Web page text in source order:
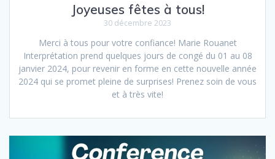
Joyeuses fêtes à tous!
30 décembre 2023
Merci à tous pour votre confiance! Marie Rouanet
Interprétation prend quelques jours de congé du 01 au 08
janvier 2024, pour revenir en forme en cette nouvelle année
2024 qui se promet pleine de surprises! Prenez soin de vous
et à très vite!